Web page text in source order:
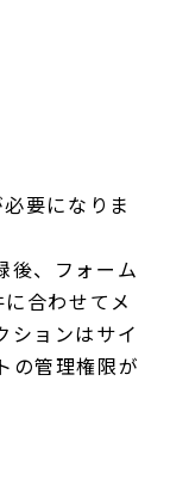
要になりま
後、フォーム
合わせてメ
ションはサイ
の管理権限が